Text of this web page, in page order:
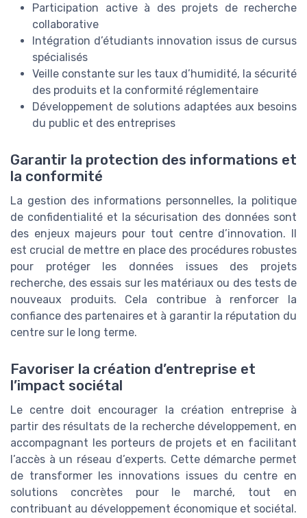
Participation active à des projets de recherche
collaborative
Intégration d’étudiants innovation issus de cursus
spécialisés
Veille constante sur les taux d’humidité, la sécurité
des produits et la conformité réglementaire
Développement de solutions adaptées aux besoins
du public et des entreprises
Garantir la protection des informations et
la conformité
La gestion des informations personnelles, la politique
de confidentialité et la sécurisation des données sont
des enjeux majeurs pour tout centre d’innovation. Il
est crucial de mettre en place des procédures robustes
pour protéger les données issues des projets
recherche, des essais sur les matériaux ou des tests de
nouveaux produits. Cela contribue à renforcer la
confiance des partenaires et à garantir la réputation du
centre sur le long terme.
Favoriser la création d’entreprise et
l’impact sociétal
Le centre doit encourager la création entreprise à
partir des résultats de la recherche développement, en
accompagnant les porteurs de projets et en facilitant
l’accès à un réseau d’experts. Cette démarche permet
de transformer les innovations issues du centre en
solutions concrètes pour le marché, tout en
contribuant au développement économique et sociétal.